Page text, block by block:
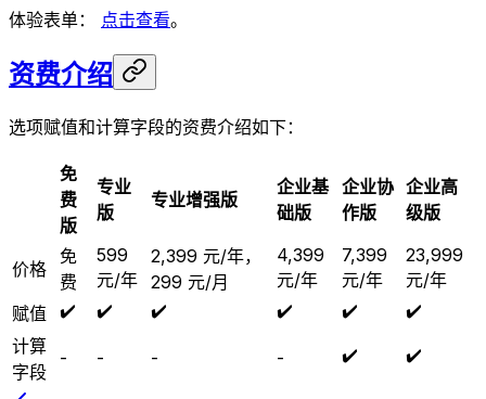
体验表单： 点击查看。
资费介绍
选项赋值和计算字段的资费介绍如下：
免
费
版
专业
版
专业增强版
企业基
础版
企业协
作版
企业高
级版
价格
免
费
599
元/年
2,399 元/年，
299 元/月
4,399
元/年
7,399
元/年
23,999
元/年
赋值
✔️ ✔️ ✔️ ✔️ ✔️
✔️
计算
字段
- - - - ✔️ ✔️